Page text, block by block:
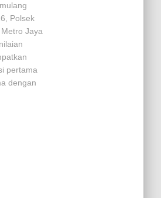
Polsek
Jaya
pertama
dengan